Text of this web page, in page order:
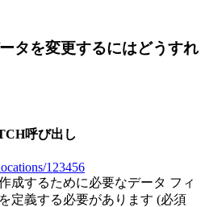
タを変更するにはどうすれ
呼び出し
123456
成するために必要なデータ フィ
定義する必要があります (必須